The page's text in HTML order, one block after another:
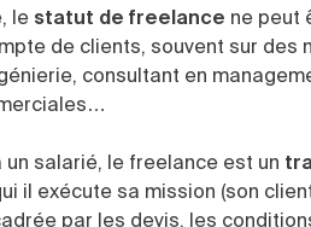
le statut de freelance ne peut
de clients, souvent sur
consultant en
salarié, le freelance est un
il exécute sa mission (son
par les devis, les